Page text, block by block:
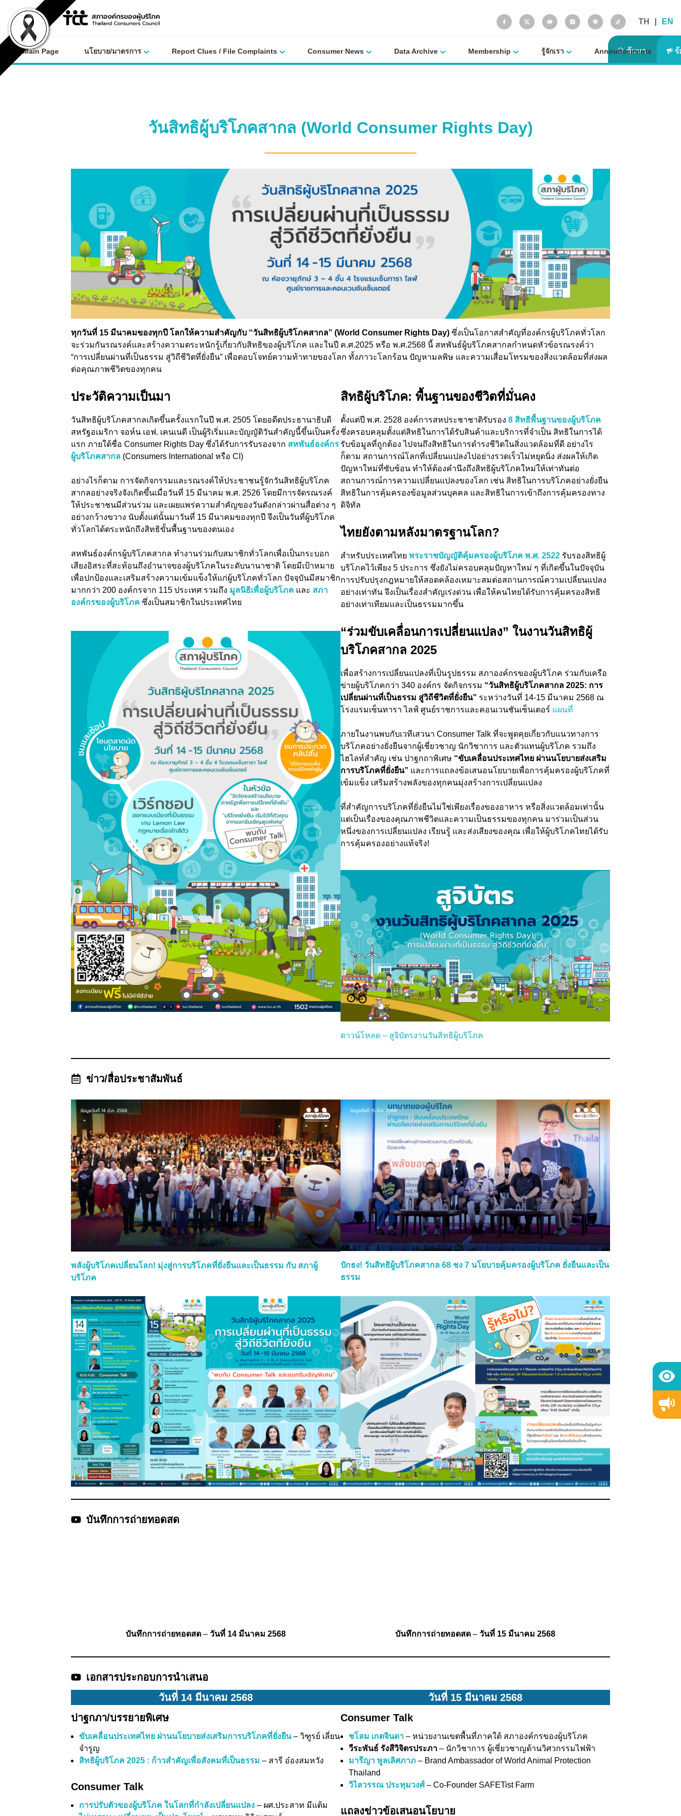
content
TH EN
Main Page นโยบาย/มาตรการ Report Clues / File Complaints Consumer News Data Archive Membership รู้จักเรา Announcements
วันสิทธิผู้บริโภคสากล (World Consumer Rights Day)
ทุกวันที่ 15 มีนาคมของทุกปี โลกให้ความสำคัญกับ “วันสิทธิผู้บริโภคสากล” (World Consumer Rights Day) ซึ่งเป็นโอกาสสำคัญที่องค์กรผู้บริโภคทั่วโลก
จะร่วมกันรณรงค์และสร้างความตระหนักรู้เกี่ยวกับสิทธิของผู้บริโภค และในปี ค.ศ.2025 หรือ พ.ศ.2568 นี้ สหพันธ์ผู้บริโภคสากลกำหนดหัวข้อรณรงค์ว่า
“การเปลี่ยนผ่านที่เป็นธรรม สู่วิถีชีวิตที่ยั่งยืน” เพื่อตอบโจทย์ความท้าทายของโลก ทั้งภาวะโลกร้อน ปัญหามลพิษ และความเสื่อมโทรมของสิ่งแวดล้อมที่ส่งผล
ต่อคุณภาพชีวิตของทุกคน
ประวัติความเป็นมา
วันสิทธิผู้บริโภคสากลเกิดขึ้นครั้งแรกในปี พ.ศ. 2505 โดยอดีตประธานาธิบดี
สหรัฐอเมริกา จอห์น เอฟ. เคนเนดี เป็นผู้ริเริ่มและบัญญัติวันสำคัญนี้ขึ้นเป็นครั้ง
แรก ภายใต้ชื่อ Consumer Rights Day ซึ่งได้รับการรับรองจาก สหพันธ์องค์กร
ผู้บริโภคสากล (Consumers International หรือ CI)
อย่างไรก็ตาม การจัดกิจกรรมและรณรงค์ให้ประชาชนรู้จักวันสิทธิผู้บริโภค
สากลอย่างจริงจังเกิดขึ้นเมื่อวันที่ 15 มีนาคม พ.ศ. 2526 โดยมีการจัดรณรงค์
ให้ประชาชนมีส่วนร่วม และเผยแพร่ความสำคัญของวันดังกล่าวผ่านสื่อต่าง ๆ
อย่างกว้างขวาง นับตั้งแต่นั้นมาวันที่ 15 มีนาคมของทุกปี จึงเป็นวันที่ผู้บริโภค
ทั่วโลกได้ตระหนักถึงสิทธิขั้นพื้นฐานของตนเอง
สหพันธ์องค์กรผู้บริโภคสากล ทำงานร่วมกับสมาชิกทั่วโลกเพื่อเป็นกระบอก
เสียงอิสระที่สะท้อนถึงอำนาจของผู้บริโภคในระดับนานาชาติ โดยมีเป้าหมาย
เพื่อปกป้องและเสริมสร้างความเข้มแข็งให้แก่ผู้บริโภคทั่วโลก ปัจจุบันมีสมาชิก
มากกว่า 200 องค์กรจาก 115 ประเทศ รวมถึง มูลนิธิเพื่อผู้บริโภค และ สภา
องค์กรของผู้บริโภค ซึ่งเป็นสมาชิกในประเทศไทย
สิทธิผู้บริโภค: พื้นฐานของชีวิตที่มั่นคง
ตั้งแต่ปี พ.ศ. 2528 องค์การสหประชาชาติรับรอง 8 สิทธิพื้นฐานของผู้บริโภค
ซึ่งครอบคลุมตั้งแต่สิทธิในการได้รับสินค้าและบริการที่จำเป็น สิทธิในการได้
รับข้อมูลที่ถูกต้อง ไปจนถึงสิทธิในการดำรงชีวิตในสิ่งแวดล้อมที่ดี อย่างไร
ก็ตาม สถานการณ์โลกที่เปลี่ยนแปลงไปอย่างรวดเร็วไม่หยุดนิ่ง ส่งผลให้เกิด
ปัญหาใหม่ที่ซับซ้อน ทำให้ต้องคำนึงถึงสิทธิผู้บริโภคใหม่ให้เท่าทันต่อ
สถานการณ์การความเปลี่ยนแปลงของโลก เช่น สิทธิในการบริโภคอย่างยั่งยืน
สิทธิในการคุ้มครองข้อมูลส่วนบุคคล และสิทธิในการเข้าถึงการคุ้มครองทาง
ดิจิทัล
ไทยยังตามหลังมาตรฐานโลก?
สำหรับประเทศไทย พระราชบัญญัติคุ้มครองผู้บริโภค พ.ศ. 2522 รับรองสิทธิผู้
บริโภคไว้เพียง 5 ประการ ซึ่งยังไม่ครอบคลุมปัญหาใหม่ ๆ ที่เกิดขึ้นในปัจจุบัน
การปรับปรุงกฎหมายให้สอดคล้องเหมาะสมต่อสถานการณ์ความเปลี่ยนแปลง
อย่างเท่าทัน จึงเป็นเรื่องสำคัญเร่งด่วน เพื่อให้คนไทยได้รับการคุ้มครองสิทธิ
อย่างเท่าเทียมและเป็นธรรมมากขึ้น
“ร่วมขับเคลื่อนการเปลี่ยนแปลง” ในงานวันสิทธิผู้
บริโภคสากล 2025
เพื่อสร้างการเปลี่ยนแปลงที่เป็นรูปธรรม สภาองค์กรของผู้บริโภค ร่วมกับเครือ
ข่ายผู้บริโภคกว่า 340 องค์กร จัดกิจกรรม “วันสิทธิผู้บริโภคสากล 2025: การ
เปลี่ยนผ่านที่เป็นธรรม สู่วิถีชีวิตที่ยั่งยืน” ระหว่างวันที่ 14-15 มีนาคม 2568 ณ
โรงแรมเซ็นทารา ไลฟ์ ศูนย์ราชการและคอนเวนชันเซ็นเตอร์ แผนที่
ภายในงานพบกับเวทีเสวนา Consumer Talk ที่จะพูดคุยเกี่ยวกับแนวทางการ
บริโภคอย่างยั่งยืนจากผู้เชี่ยวชาญ นักวิชาการ และตัวแทนผู้บริโภค รวมถึง
ไฮไลท์สำคัญ เช่น ปาฐกถาพิเศษ “ขับเคลื่อนประเทศไทย ผ่านนโยบายส่งเสริม
การบริโภคที่ยั่งยืน” และการแถลงข้อเสนอนโยบายเพื่อการคุ้มครองผู้บริโภคที่
เข้มแข็ง เสริมสร้างพลังของทุกคนมุ่งสร้างการเปลี่ยนแปลง
ที่สำคัญการบริโภคที่ยั่งยืนไม่ใช่เพียงเรื่องของอาหาร หรือสิ่งแวดล้อมเท่านั้น
แต่เป็นเรื่องของคุณภาพชีวิตและความเป็นธรรมของทุกคน มาร่วมเป็นส่วน
หนึ่งของการเปลี่ยนแปลง เรียนรู้ และส่งเสียงของคุณ เพื่อให้ผู้บริโภคไทยได้รับ
การคุ้มครองอย่างแท้จริง!
ดาวน์โหลด – สูจิบัตรงานวันสิทธิผู้บริโภค
ข่าว/สื่อประชาสัมพันธ์
พลังผู้บริโภคเปลี่ยนโลก! มุ่งสู่การบริโภคที่ยั่งยืนและเป็นธรรม กับ สภาผู้
บริโภค
ปักธง! วันสิทธิผู้บริโภคสากล 68 ชง 7 นโยบายคุ้มครองผู้บริโภค ยั่งยืนและเป็น
ธรรม
บันทึกการถ่ายทอดสด
บันทึกการถ่ายทอดสด – วันที่ 14 มีนาคม 2568 บันทึกการถ่ายทอดสด – วันที่ 15 มีนาคม 2568
เอกสารประกอบการนำเสนอ
วันที่ 14 มีนาคม 2568
ปาฐกภา/บรรยายพิเศษ
ขับเคลื่อนประเทศไทย ผ่านนโยบายส่งเสริมการบริโภคที่ยั่งยืน – วิฑูรย์ เลี่ยน
จำรูญ
สิทธิผู้บริโภค 2025 : ก้าวสำคัญเพื่อสังคมที่เป็นธรรม – สารี อ๋องสมหวัง
Consumer Talk
การปรับตัวของผู้บริโภค ในโลกที่กำลังเปลี่ยนแปลง – ผศ.ประสาท มีแต้ม
วันที่ 15 มีนาคม 2568
Consumer Talk
ชโลม เกตจินดา – หน่วยงานเขตพื้นที่ภาคใต้ สภาองค์กรของผู้บริโภค
วีระพันธ์ รังสีวิจิตรประภา – นักวิชาการ ผู้เชี่ยวชาญด้านวิศวกรรมไฟฟ้า
มารีญา พูลเลิศภาภ – Brand Ambassador of World Animal Protection
Thailand
วิไลวรรณ ประทุมวงศ์– Co-Founder SAFETist Farm
แถลงข่าวข้อเสนอนโยบาย